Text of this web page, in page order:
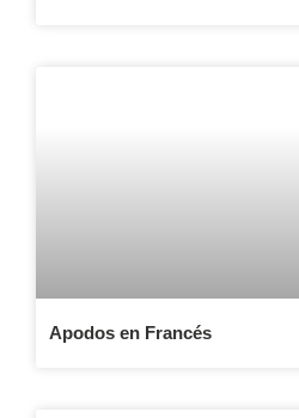
Apodos en Francés